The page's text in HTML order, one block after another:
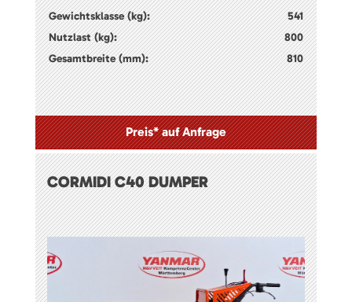
Gewichtsklasse (kg):
541
Nutzlast (kg):
800
Gesamtbreite (mm):
810
Preis* auf Anfrage
CORMIDI C40 DUMPER